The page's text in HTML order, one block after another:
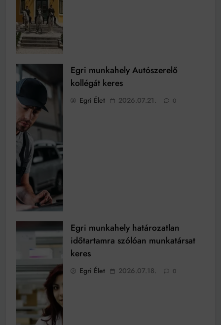
Egri munkahely Autószerelő
kollégát keres
Egri Élet 2026.07.21. 0
Egri munkahely határozatlan
időtartamra szólóan munkatársat
keres
Egri Élet 2026.07.18. 0